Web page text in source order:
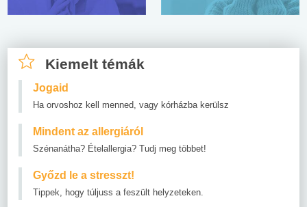
Kiemelt témák
Jogaid
Ha orvoshoz kell menned, vagy kórházba kerülsz
Mindent az allergiáról
Szénanátha? Ételallergia? Tudj meg többet!
Győzd le a stresszt!
Tippek, hogy túljuss a feszült helyzeteken.